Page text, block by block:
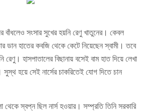
বাঁধলেও সংসার সুখের হয়নি রেণু খাতুনের। কেবল
ডান হাতের কবজি থেকে কেটে নিয়েছেন স্বামী। তবে
রেণু। হাসপাতালের বিছানায় বসেই বাম হাত দিয়ে লেখা
সুস্থ হয়ে সেই নার্সের চাকরিতেই যোগ দিতে চান
থেকে স্বপ্ন ছিল নার্স হওয়ার। সম্প্রতি তিনি সরকারি